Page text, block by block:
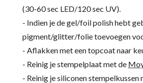
(30-60 sec LED/120 sec UV).
- Indien je de gel/foil polish hebt
pigment/glitter/folie toevoegen
- Aflakken met een topcoat naar
- Reinig je stempelplaat met de
- Reinig je siliconen stempelkussen